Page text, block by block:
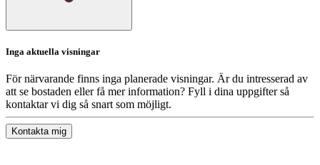
Inga aktuella visningar
För närvarande finns inga planerade visningar. Är du intresserad av
att se bostaden eller få mer information? Fyll i dina uppgifter så
kontaktar vi dig så snart som möjligt.
Kontakta mig